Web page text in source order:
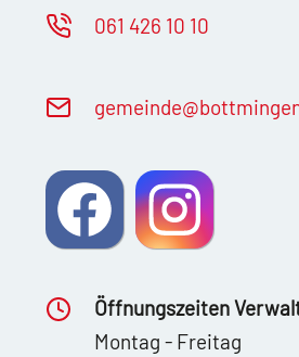
061 426 10 10
g m nd b ttm ng
Öffnungszeiten
Montag - Freitag